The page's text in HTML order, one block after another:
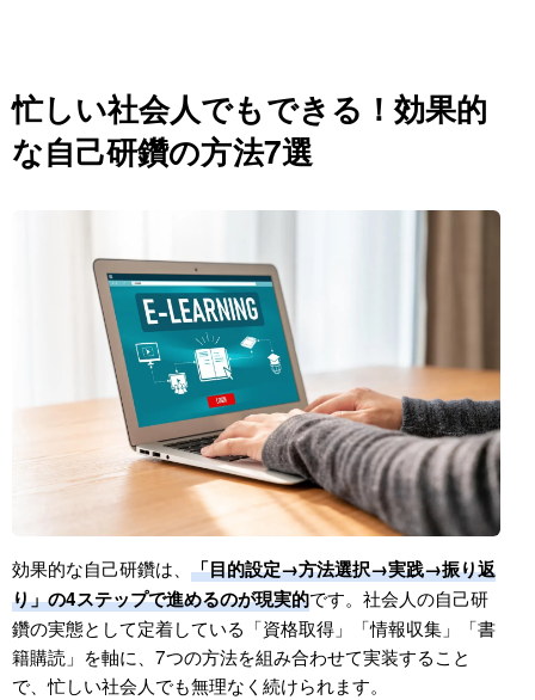
忙しい社会人でもできる！効果的
な自己研鑽の方法7選
効果的な自己研鑽は、 「目的設定→方法選択→実践→振り返
り」の4ステップで進めるのが現実的です。社会人の自己研
鑽の実態として定着している「資格取得」「情報収集」「書
籍購読」を軸に、7つの方法を組み合わせて実装すること
で、忙しい社会人でも無理なく続けられます。